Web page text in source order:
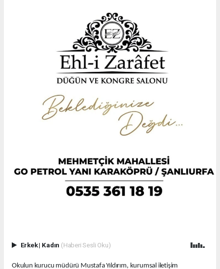
Erkek| Kadın (Haberi Sesli Oku)
Okulun kurucu müdürü Mustafa Yıldırım, kurumsal iletişim